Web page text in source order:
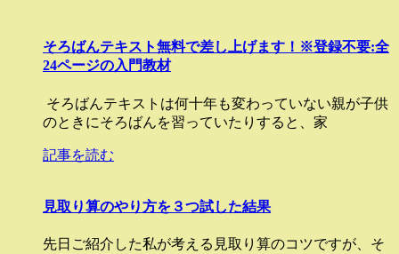
そろばんテキスト無料で差し上げます！※登録不要:全
24ページの入門教材
そろばんテキストは何十年も変わっていない親が子供
のときにそろばんを習っていたりすると、家
記事を読む
見取り算のやり方を３つ試した結果
先日ご紹介した私が考える見取り算のコツですが、そ